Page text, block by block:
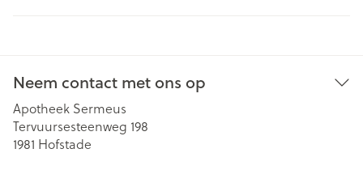
Neem contact met ons op
Apotheek Sermeus
Tervuursesteenweg 198
1981 Hofstade